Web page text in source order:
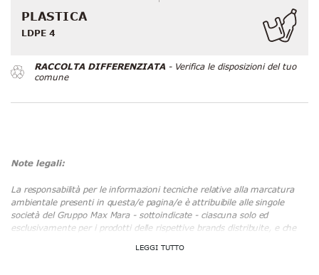
PLASTICA
LDPE 4
RACCOLTA DIFFERENZIATA- Verifica le disposizioni del tuo
comune
Note legali:
La responsabilità per le informazioni tecniche relative alla marcatura
ambientale presenti in questa/e pagina/e è attribuibile alle singole
società del Gruppo Max Mara - sottoindicate - ciascuna solo ed
esclusivamente per i prodotti delle rispettive brands distribuite, e che
acquistati da fornitori specializzati nella produzione degli stessi, ai sensi